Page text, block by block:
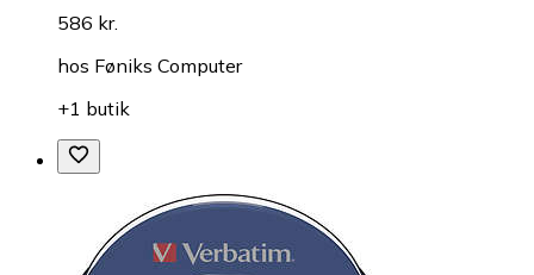
586 kr.
hos Føniks Computer
+1 butik